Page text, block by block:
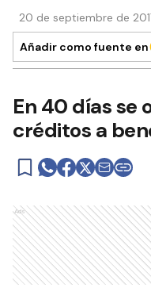
20 de septiembre de
Añadir como fuente en
En 40 días se
créditos a
Ads